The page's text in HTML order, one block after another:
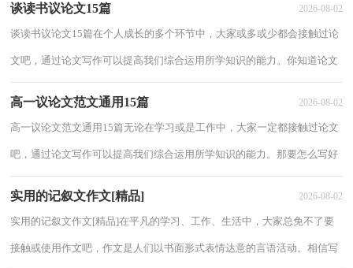
谈读书议论文15篇 2026-08-02
谈读书议论文15篇在个人成长的多个环节中，大家或多或少都会接触过论
文吧，通过论文写作可以提高我们综合运用所学知识的能力。你知道论文
高一议论文范文通用15篇 2026-08-02
高一议论文范文通用15篇无论在学习或是工作中，大家一定都接触过论文
吧，通过论文写作可以提高我们综合运用所学知识的能力。那要怎么写好
实用的记叙文作文[精品] 2026-08-02
实用的记叙文作文[精品]在平凡的学习、工作、生活中，大家总免不了要
接触或使用作文吧，作文是人们以书面形式表情达意的言语活动。相信写